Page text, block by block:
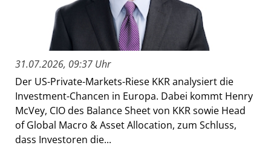
31.07.2026, 09:37 Uhr
Der US-Private-Markets-Riese KKR analysiert die
Investment-Chancen in Europa. Dabei kommt Henry
McVey, CIO des Balance Sheet von KKR sowie Head
of Global Macro & Asset Allocation, zum Schluss,
dass Investoren die...